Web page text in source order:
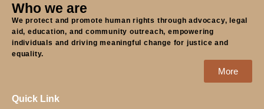
Who we are
We protect and promote human rights through advocacy, legal
aid, education, and community outreach, empowering
individuals and driving meaningful change for justice and
equality.
More
Quick Link